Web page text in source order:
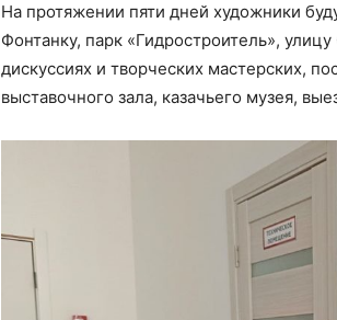
На протяжении пяти дней художники
Фонтанку, парк «Гидростроитель»,
дискуссиях и творческих мастерских,
выставочного зала, казачьего музея,